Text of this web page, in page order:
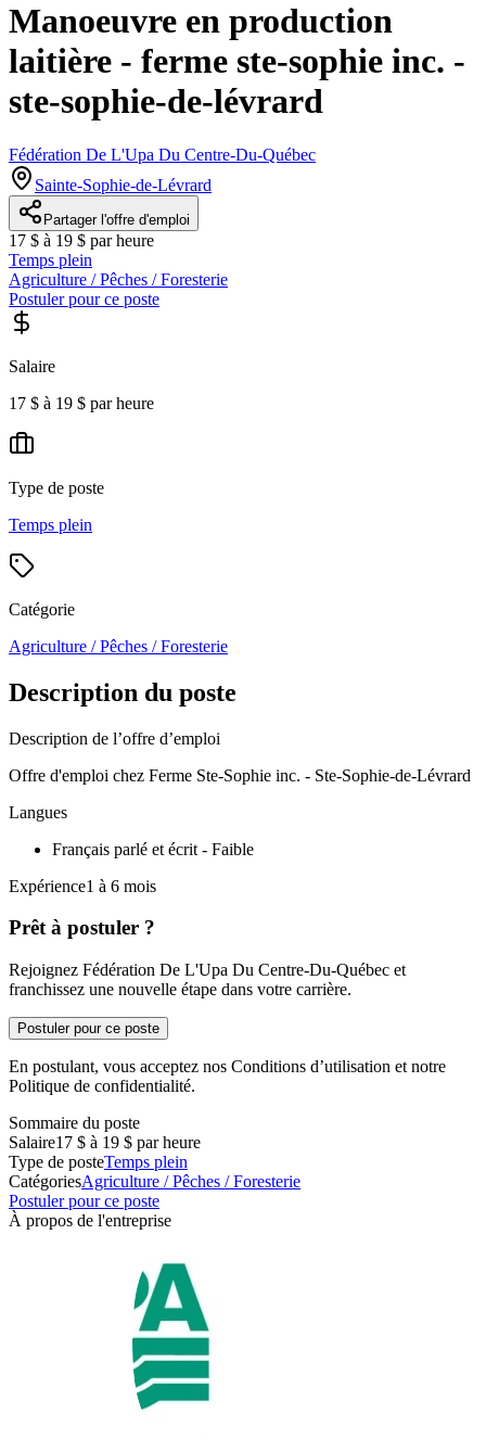
Manoeuvre en production
laitière - ferme ste-sophie inc. -
ste-sophie-de-lévrard
Fédération De L'Upa Du Centre-Du-Québec
Sainte-Sophie-de-Lévrard
Partager l'offre d'emploi
17 $ à 19 $ par heure
Temps plein
Agriculture / Pêches / Foresterie
Postuler pour ce poste
Salaire
17 $ à 19 $ par heure
Type de poste
Temps plein
Catégorie
Agriculture / Pêches / Foresterie
Description du poste
Description de l’offre d’emploi
Offre d'emploi chez Ferme Ste-Sophie inc. - Ste-Sophie-de-Lévrard
Langues
Français parlé et écrit - Faible
Expérience1 à 6 mois
Prêt à postuler ?
Rejoignez Fédération De L'Upa Du Centre-Du-Québec et
franchissez une nouvelle étape dans votre carrière.
Postuler pour ce poste
En postulant, vous acceptez nos Conditions d’utilisation et notre
Politique de confidentialité.
Sommaire du poste
Salaire17 $ à 19 $ par heure
Type de posteTemps plein
CatégoriesAgriculture / Pêches / Foresterie
Postuler pour ce poste
À propos de l'entreprise